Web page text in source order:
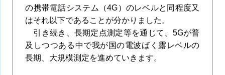
の携帯電話システム（4G）のレベルと同程度又
はそれ以下であることが分かりました。
引き続き、長期定点測定等を通じて、5Gが普
及しつつある中で我が国の電波ばく露レベルの
長期、大規模測定を進めていきます。